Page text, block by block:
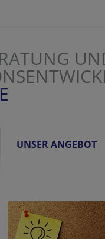
UNSER ANGEBOT